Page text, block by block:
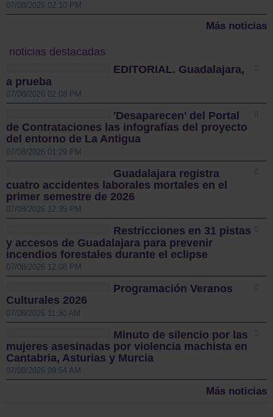
07/08/2026 02:10 PM
Más noticias
noticias destacadas
EDITORIAL. Guadalajara,
a prueba
07/08/2026 02:08 PM
'Desaparecen' del Portal
de Contrataciones las infografías del proyecto
del entorno de La Antigua
07/08/2026 01:29 PM
Guadalajara registra
cuatro accidentes laborales mortales en el
primer semestre de 2026
07/08/2026 12:35 PM
Restricciones en 31 pistas
y accesos de Guadalajara para prevenir
incendios forestales durante el eclipse
07/08/2026 12:08 PM
Programación Veranos
Culturales 2026
07/08/2026 11:30 AM
Minuto de silencio por las
mujeres asesinadas por violencia machista en
Cantabria, Asturias y Murcia
07/08/2026 09:54 AM
Más noticias